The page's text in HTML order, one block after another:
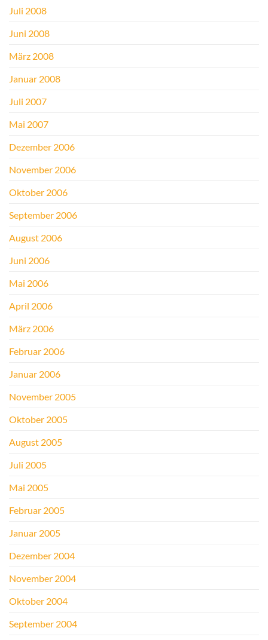
Juli 2008
Juni 2008
März 2008
Januar 2008
Juli 2007
Mai 2007
Dezember 2006
November 2006
Oktober 2006
September 2006
August 2006
Juni 2006
Mai 2006
April 2006
März 2006
Februar 2006
Januar 2006
November 2005
Oktober 2005
August 2005
Juli 2005
Mai 2005
Februar 2005
Januar 2005
Dezember 2004
November 2004
Oktober 2004
September 2004